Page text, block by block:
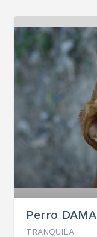
Perro DAMA
TRANQUILA